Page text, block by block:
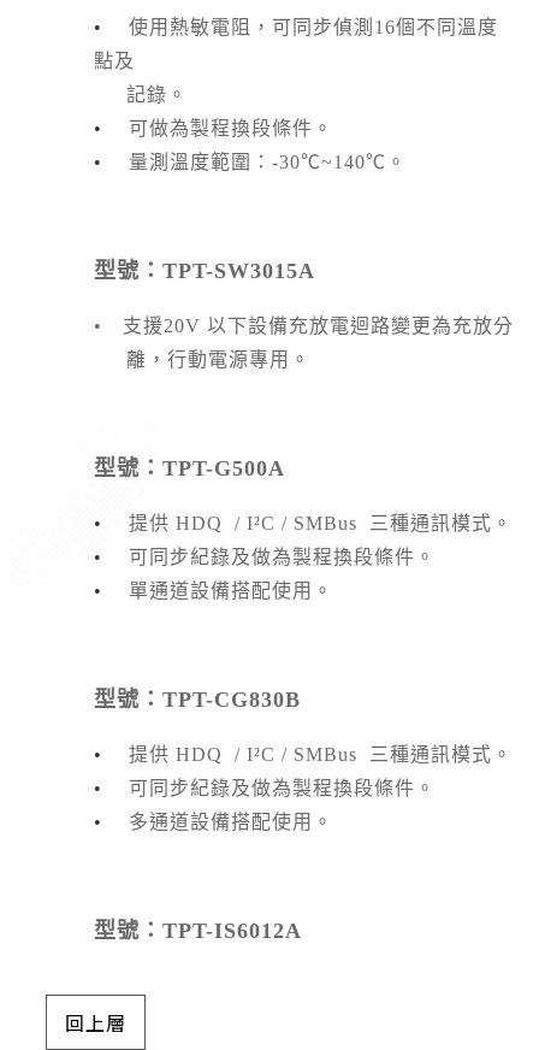
• 使用熱敏電阻，可同步偵測16個不同溫度
點及
記錄。
• 可做為製程換段條件。
• 量測溫度範圍：-30℃~140℃。
型號：TPT-SW3015A
• 支援20V 以下設備充放電迴路變更為充放分
離 ， 行動電源專用。
型號：TPT-G500A
• 提供 HDQ / I²C / SMBus 三種通訊模式。
• 可同步紀錄及做為製程換段條件。
• 單通道設備搭配使用。
型號：TPT-CG830B
• 提供 HDQ / I²C / SMBus 三種通訊模式。
• 可同步紀錄及做為製程換段條件。
• 多通道設備搭配使用。
型號：TPT-IS6012A
回上層